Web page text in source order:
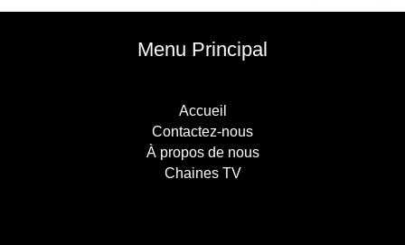
Menu Principal
Accueil
Contactez-nous
À propos de nous
Chaines TV